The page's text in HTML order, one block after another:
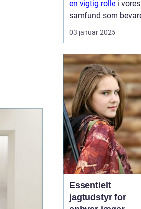
en vigtig rolle i vores
samfund som
skatte af kultur,
og natur. De fungerer
og er brobyggere
fortid...
03 januar 2025
Essentielt
jagtudstyr for